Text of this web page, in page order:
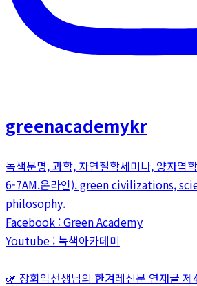
greenacademykr
녹색문명, 과학, 자연철학세미나, 양자역
6-7AM.온라인). green civilizations,
philosophy.
Facebook : Green Academy
Youtube : 녹색아카데미
🌿 장회익선생님의 한겨레신문 연재글